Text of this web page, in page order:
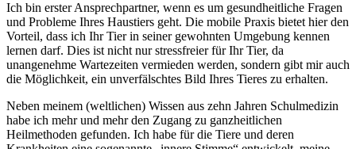
Ich bin erster Ansprechpartner, wenn es um gesundheitliche Fragen
und Probleme Ihres Haustiers geht. Die mobile Praxis bietet hier den
Vorteil, dass ich Ihr Tier in seiner gewohnten Umgebung kennen
lernen darf. Dies ist nicht nur stressfreier für Ihr Tier, da
unangenehme Wartezeiten vermieden werden, sondern gibt mir auch
die Möglichkeit, ein unverfälschtes Bild Ihres Tieres zu erhalten.
Neben meinem (weltlichen) Wissen aus zehn Jahren Schulmedizin
habe ich mehr und mehr den Zugang zu ganzheitlichen
Heilmethoden gefunden. Ich habe für die Tiere und deren